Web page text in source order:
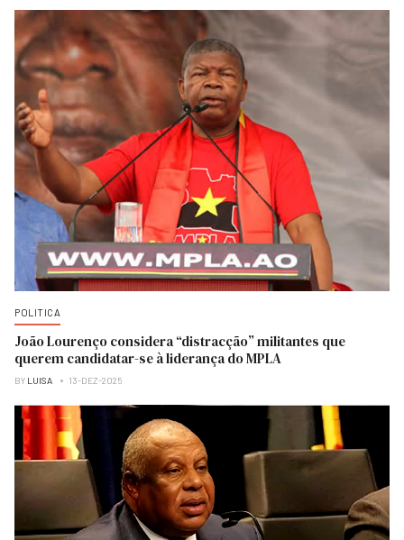
POLITICA
João Lourenço considera “distracção” militantes que
querem candidatar-se à liderança do MPLA
BY LUISA 13-DEZ-2025